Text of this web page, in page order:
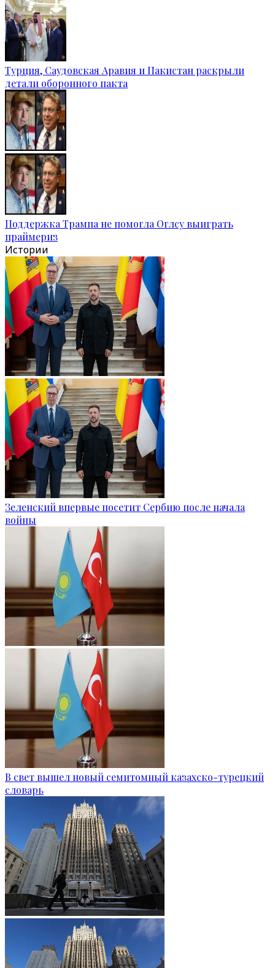
Турция, Саудовская Аравия и Пакистан раскрыли
детали оборонного пакта
Поддержка Трампа не помогла Оглсу выиграть
праймериз
Истории
Зеленский впервые посетит Сербию после начала
войны
В свет вышел новый семитомный казахско-турецкий
словарь